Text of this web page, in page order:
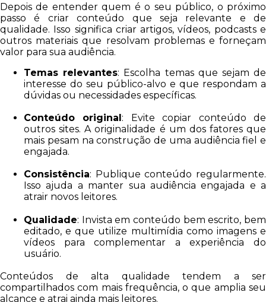
Depois de entender quem é o seu público, o próximo
passo é criar conteúdo que seja relevante e de
qualidade. Isso significa criar artigos, vídeos, podcasts e
outros materiais que resolvam problemas e forneçam
valor para sua audiência.
Temas relevantes: Escolha temas que sejam de
interesse do seu público-alvo e que respondam a
dúvidas ou necessidades específicas.
Conteúdo original: Evite copiar conteúdo de
outros sites. A originalidade é um dos fatores que
mais pesam na construção de uma audiência fiel e
engajada.
Consistência: Publique conteúdo regularmente.
Isso ajuda a manter sua audiência engajada e a
atrair novos leitores.
Qualidade: Invista em conteúdo bem escrito, bem
editado, e que utilize multimídia como imagens e
vídeos para complementar a experiência do
usuário.
Conteúdos de alta qualidade tendem a ser
compartilhados com mais frequência, o que amplia seu
alcance e atrai ainda mais leitores.